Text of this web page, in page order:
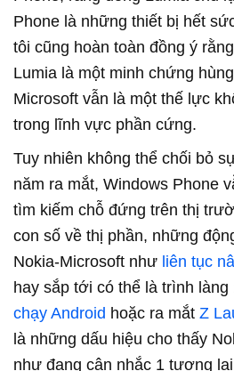
Phone là những thiết bị hết
tôi cũng hoàn toàn đồng ý
Lumia là một minh chứng
Microsoft vẫn là một thế lực
trong lĩnh vực phần cứng.
Tuy nhiên không thể chối bỏ
năm ra mắt, Windows Phone
tìm kiếm chỗ đứng trên thị
con số về thị phần, những
Nokia-Microsoft như liên tục
hay sắp tới có thể là trình làng
chạy Android hoặc ra mắt Z
là những dấu hiệu cho thấy
như đang cân nhắc 1 tương